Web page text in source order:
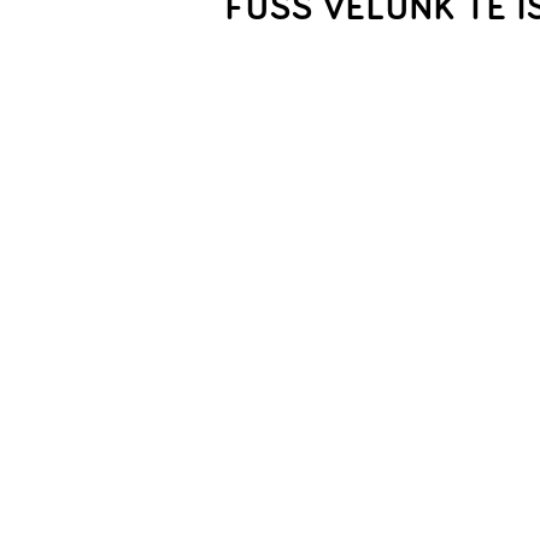
FUSS VELÜNK TE